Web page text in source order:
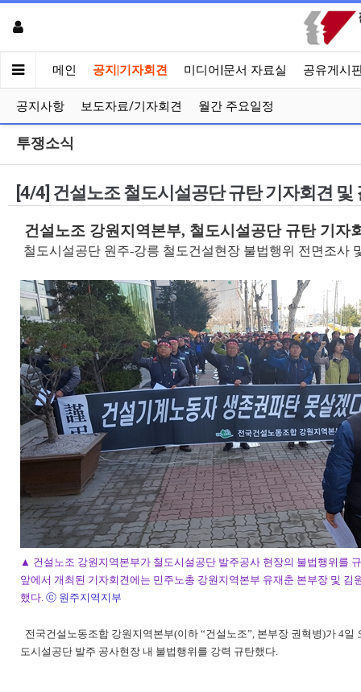
메인 공지|기자회견 미디어|문서 자료실 공유게시
공지사항 보도자료/기자회견 월간 주요일정
투쟁소식
[4/4] 건설노조 철도시설공단 규탄 기자회견 및
건설노조 강원지역본부, 철도시설공단 규탄 기자
철도시설공단 원주-강릉 철도건설현장 불법행위 전면조사
​▲ 건설노조 강원지역본부가 철도시설공단 발주공사 현장의 불법행위를
앞에서 개최된 기자회견에는 민주노총 강원지역본부 유재춘 본부장 및
했다. ⓒ 원주지역지부
전국건설노동조합 강원지역본부(이하 “건설노조”, 본부장 권혁병)가 4
도시설공단 발주 공사현장 내 불법행위를 강력 규탄했다.